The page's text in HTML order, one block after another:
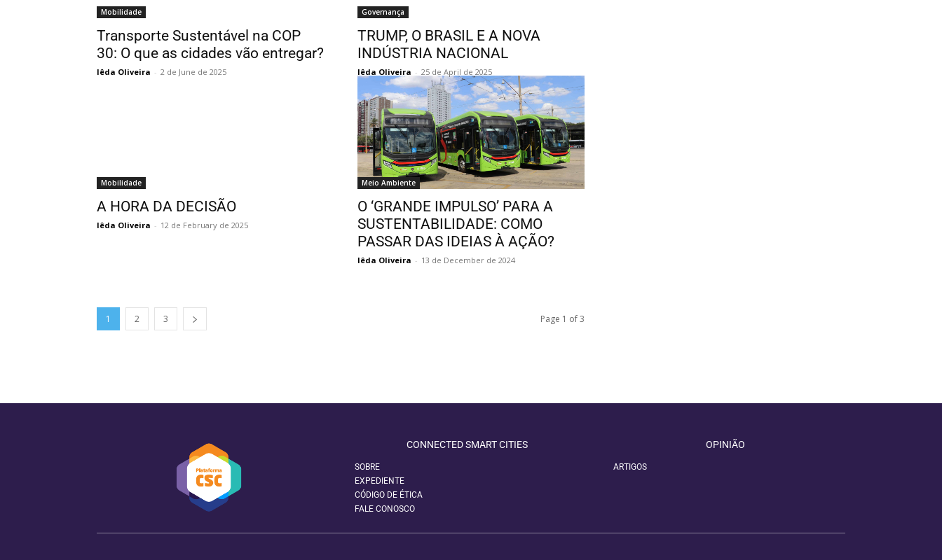
Mobilidade
Transporte Sustentável na COP
30: O que as cidades vão entregar?
Iêda Oliveira - 2 de June de 2025
Governança
TRUMP, O BRASIL E A NOVA
INDÚSTRIA NACIONAL
Iêda Oliveira - 25 de April de 2025
Mobilidade
A HORA DA DECISÃO
Iêda Oliveira - 12 de February de 2025
Meio Ambiente
O ‘GRANDE IMPULSO’ PARA A
SUSTENTABILIDADE: COMO
PASSAR DAS IDEIAS À AÇÃO?
Iêda Oliveira - 13 de December de 2024
1 2 3 Page 1 of 3
CONNECTED SMART CITIES
SOBRE
EXPEDIENTE
CÓDIGO DE ÉTICA
FALE CONOSCO
OPINIÃO
ARTIGOS